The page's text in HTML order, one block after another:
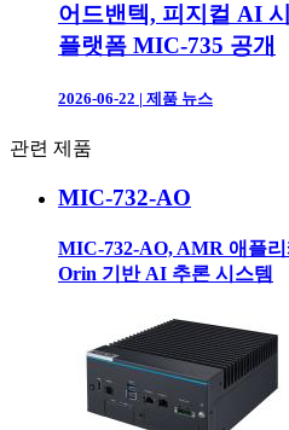
어드밴텍, 피지컬 AI
플랫폼 MIC-735 공개
2026-06-22 | 제품 뉴스
관련 제품
MIC-732-AO
MIC-732-AO, AMR 애플
Orin 기반 AI 추론 시스템